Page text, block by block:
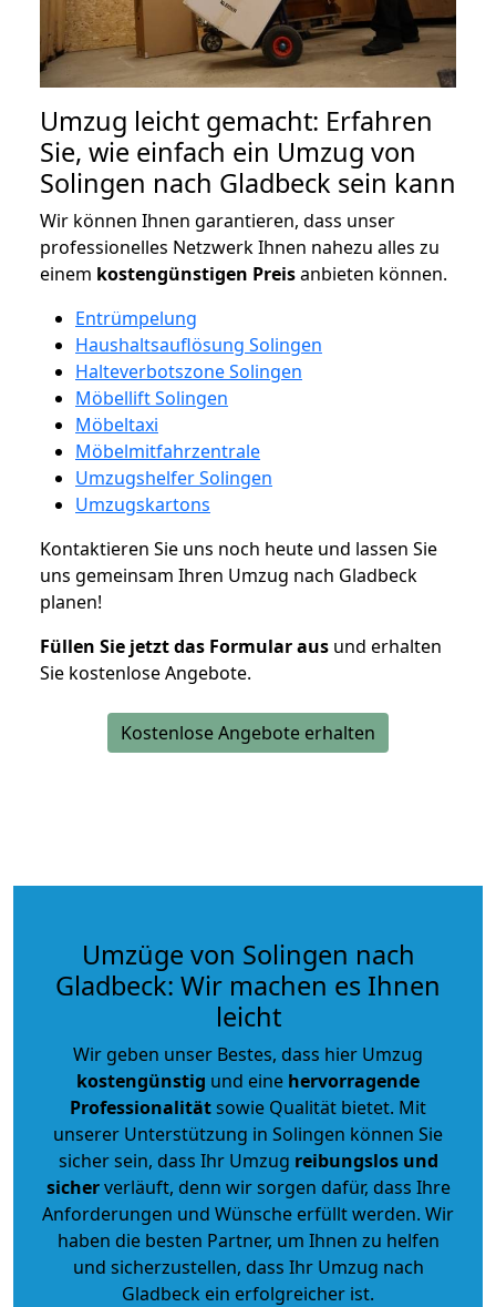
Umzug leicht gemacht: Erfahren
Sie, wie einfach ein Umzug von
Solingen nach Gladbeck sein kann
Wir können Ihnen garantieren, dass unser
professionelles Netzwerk Ihnen nahezu alles zu
einem kostengünstigen Preisanbieten können.
Entrümpelung
Haushaltsauflösung Solingen
Halteverbotszone Solingen
Möbellift Solingen
Möbeltaxi
Möbelmitfahrzentrale
Umzugshelfer Solingen
Umzugskartons
Kontaktieren Sie uns noch heute und lassen Sie
uns gemeinsam Ihren Umzug nach Gladbeck
planen!
Füllen Sie jetzt das Formular aus und erhalten
Sie kostenlose Angebote.
Kostenlose Angebote erhalten
Umzüge von Solingen nach
Gladbeck: Wir machen es Ihnen
leicht
Wir geben unser Bestes, dass hier Umzug
kostengünstig und eine hervorragende
Professionalitätsowie Qualität bietet. Mit
unserer Unterstützung in Solingen können Sie
sicher sein, dass Ihr Umzug reibungslos und
sicherverläuft, denn wir sorgen dafür, dass Ihre
Anforderungen und Wünsche erfüllt werden. Wir
haben die besten Partner, um Ihnen zu helfen
und sicherzustellen, dass Ihr Umzug nach
Gladbeck ein erfolgreicher ist.